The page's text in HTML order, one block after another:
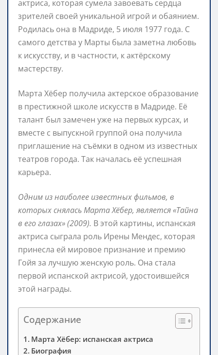
актриса, которая сумела завоевать сердца
зрителей своей уникальной игрой и обаянием.
Родилась она в Мадриде, 5 июля 1977 года. С
самого детства у Марты была заметна любовь
к искусству, и в частности, к актёрскому
мастерству.
Марта Хёбер получила актерское образование
в престижной школе искусств в Мадриде. Её
талант был замечен уже на первых курсах, и
вместе с выпускной группой она получила
приглашение на съёмки в одном из известных
театров города. Так началась её успешная
карьера.
Одним из наиболее известных фильмов, в
которых снялась Марта Хёбер, является «Тайна
в его глазах» (2009). В этой картины, испанская
актриса сыграла роль Ирены Мендес, которая
принесла ей мировое признание и премию
Гойя за лучшую женскую роль. Она стала
первой испанской актрисой, удостоившейся
этой награды.
Содержание
Марта Хёбер: испанская актриса
Биография